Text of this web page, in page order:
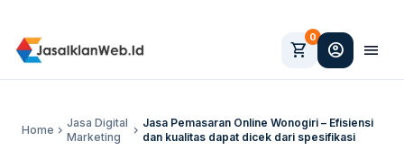
shopping_cart
0
account_circle menu
Home chevron_right
Jasa Digital
Marketing
chevron_right
Jasa Pemasaran Online Wonogiri – Efisiensi
dan kualitas dapat dicek dari spesifikasi